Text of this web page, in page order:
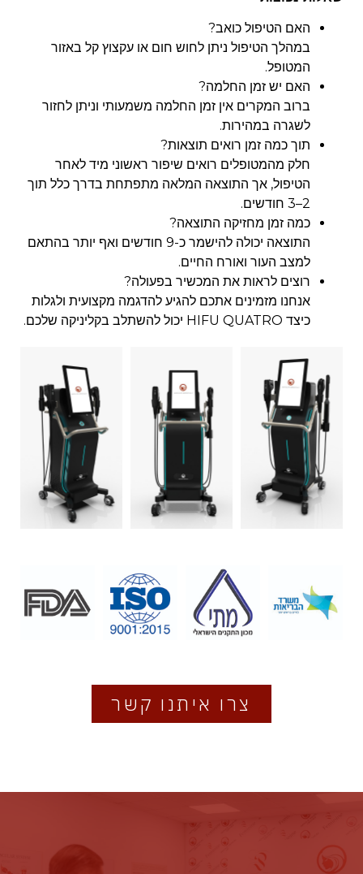
האם הטיפול כואב?
במהלך הטיפול ניתן לחוש חום או עקצוץ קל באזור
המטופל.
האם יש זמן החלמה?
ברוב המקרים אין זמן החלמה משמעותי וניתן לחזור
לשגרה במהירות.
תוך כמה זמן רואים תוצאות?
חלק מהמטופלים רואים שיפור ראשוני מיד לאחר
הטיפול, אך התוצאה המלאה מתפתחת בדרך כלל תוך
2–3 חודשים.
כמה זמן מחזיקה התוצאה?
התוצאה יכולה להישמר כ-9 חודשים ואף יותר בהתאם
למצב העור ואורח החיים.
רוצים לראות את המכשיר בפעולה?
אנחנו מזמינים אתכם להגיע להדגמה מקצועית ולגלות
כיצד HIFU QUATRO י כול להשתלב בקליניקה שלכם.
צרו איתנו קשר